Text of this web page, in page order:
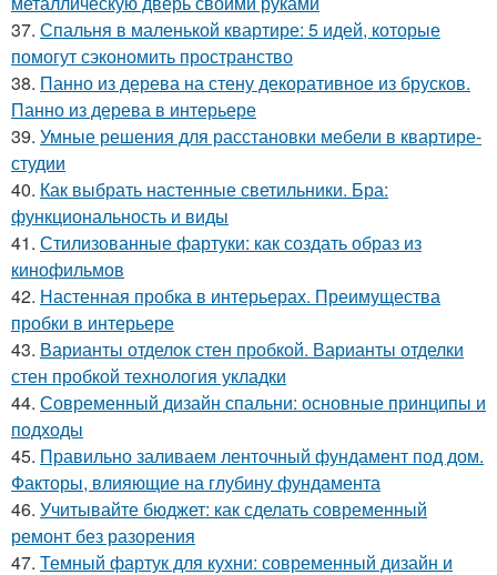
37. Спальня в маленькой квартире: 5 идей, которые
помогут сэкономить пространство
38. Панно из дерева на стену декоративное из брусков.
Панно из дерева в интерьере
39. Умные решения для расстановки мебели в квартире-
студии
40. Как выбрать настенные светильники. Бра:
функциональность и виды
41. Стилизованные фартуки: как создать образ из
кинофильмов
42. Настенная пробка в интерьерах. Преимущества
пробки в интерьере
43. Варианты отделок стен пробкой. Варианты отделки
стен пробкой технология укладки
44. Современный дизайн спальни: основные принципы и
подходы
45. Правильно заливаем ленточный фундамент под дом.
Факторы, влияющие на глубину фундамента
46. Учитывайте бюджет: как сделать современный
ремонт без разорения
47. Темный фартук для кухни: современный дизайн и